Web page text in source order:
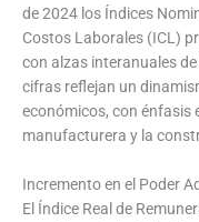
de 2024 los Índices
Costos Laborales (ICL)
con alzas interanuales
cifras reflejan un
económicos, con énfasis
manufacturera y la
Incremento en el Poder
El Índice Real de